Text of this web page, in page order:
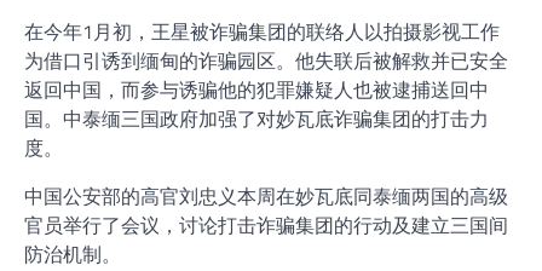
在今年1月初，王星被诈骗集团的联络人以拍摄影视工作
为借口引诱到缅甸的诈骗园区。他失联后被解救并已安全
返回中国，而参与诱骗他的犯罪嫌疑人也被逮捕送回中
国。中泰缅三国政府加强了对妙瓦底诈骗集团的打击力
度。
中国公安部的高官刘忠义本周在妙瓦底同泰缅两国的高级
官员举行了会议，讨论打击诈骗集团的行动及建立三国间
防治机制。